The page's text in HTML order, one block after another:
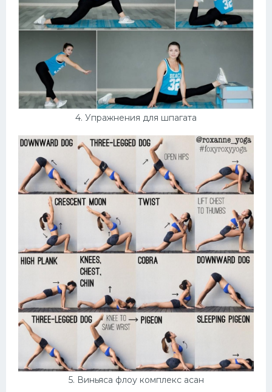
4. Упражнения для шпагата
5. Виньяса флоу комплекс асан